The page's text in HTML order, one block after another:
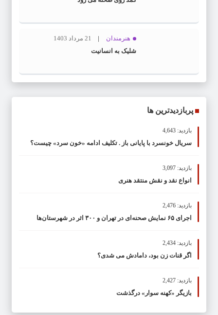
هنرمندان
21 مرداد 1403
شلیک به انسانیت
پربازدیدترین ها
بازدید: 4,643
سریال خونسرد با پایانی باز . تکلیف ادامه «خون سرد» چیست؟
بازدید: 3,097
انواع نقد و نقش منتقد هنری
بازدید: 2,476
اجرای ۶۵ نمایش صحنه‌ای در تهران و ۳۰۰ اثر در شهرستان‌ها
بازدید: 2,434
اگر قنات زن بود، دامادش می شدی؟
بازدید: 2,427
بازیگر «کهنه سوار» درگذشت